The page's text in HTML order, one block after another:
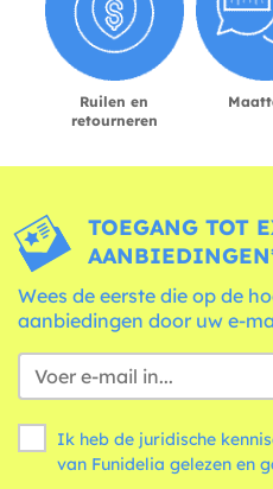
Ruilen en
retourneren
TOEGANG TOT
Wees de eerste die op de
aanbiedingen door uw e-
Ik heb de juridische
van Funidelia gelezen en